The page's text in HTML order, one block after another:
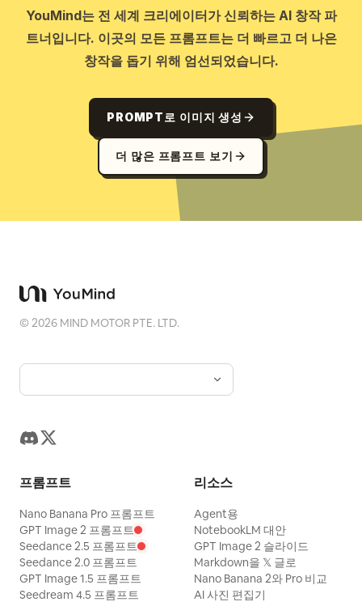
YouMind는 전 세계 크리에이터가 신뢰하는 AI 창작 파
트너입니다. 이곳의 모든 프롬프트는 더 빠르고 더 나은
창작을 돕기 위해 엄선되었습니다.
PROMPT로 이미지 생성
더 많은 프롬프트 보기
©2026 MIND MOTOR PTE. LTD.
프롬프트
Nano Banana Pro 프롬프트
GPT Image 2 프롬프트
Seedance 2.5 프롬프트
Seedance 2.0 프롬프트
GPT Image 1.5 프롬프트
Seedream 4.5 프롬프트
리소스
Agent용
NotebookLM 대안
GPT Image 2 슬라이드
Markdown을 𝕏 글로
Nano Banana 2와 Pro 비교
AI 사진 편집기